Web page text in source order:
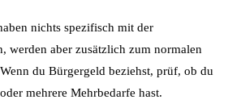
nichts spezifisch mit der
werden aber zusätzlich zum normalen
du Bürgergeld beziehst, prüf, ob du
mehrere Mehrbedarfe hast.